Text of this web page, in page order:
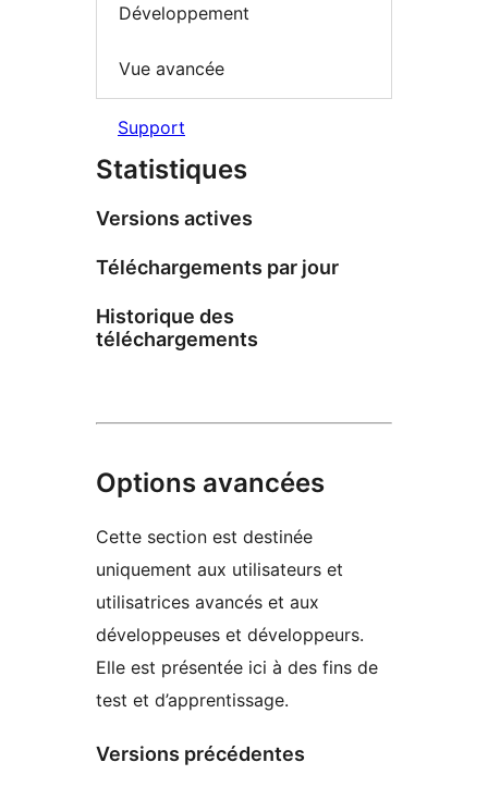
Développement
Vue avancée
Support
Statistiques
Versions actives
Téléchargements par jour
Historique des
téléchargements
Options avancées
Cette section est destinée
uniquement aux utilisateurs et
utilisatrices avancés et aux
développeuses et développeurs.
Elle est présentée ici à des fins de
test et d’apprentissage.
Versions précédentes